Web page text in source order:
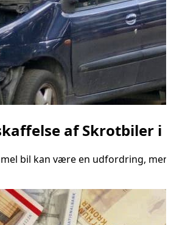
af Skrotbiler i
bil kan være en udfordring,